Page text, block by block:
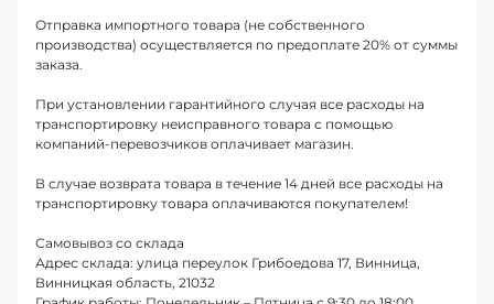
Отправка импортного товара (не собственного
производства) осуществляется по предоплате 20% от суммы
заказа.
При установлении гарантийного случая все расходы на
транспортировку неисправного товара с помощью
компаний-перевозчиков оплачивает магазин.
В случае возврата товара в течение 14 дней все расходы на
транспортировку товара оплачиваются покупателем!
Самовывоз со склада
Адрес склада: улица переулок Грибоедова 17, Винница,
Винницкая область, 21032